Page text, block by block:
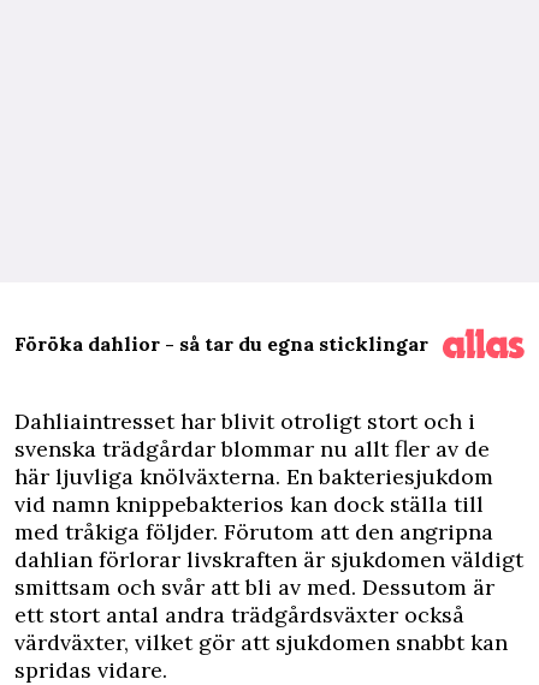
Föröka dahlior - så tar du egna sticklingar
Dahliaintresset har blivit otroligt stort och i
svenska trädgårdar blommar nu allt fler av de
här ljuvliga knölväxterna. En bakteriesjukdom
vid namn knippebakterios kan dock ställa till
med tråkiga följder. Förutom att den angripna
dahlian förlorar livskraften är sjukdomen väldigt
smittsam och svår att bli av med. Dessutom är
ett stort antal andra trädgårdsväxter också
värdväxter, vilket gör att sjukdomen snabbt kan
spridas vidare.